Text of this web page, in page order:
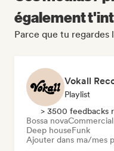
également
Parce que tu
Vokall
Playlist
> 3500 feedbacks
Bossa nova
Deep houseFunk
Ajouter dans ma/mes